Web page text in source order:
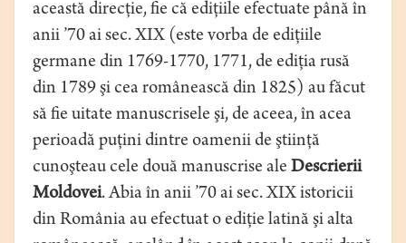
această direcţie, fie că ediţiile efectuate până în
anii ’70 ai sec. XIX (este vorba de ediţiile
germane din 1769-1770, 1771, de ediţia rusă
din 1789 şi cea românească din 1825) au făcut
să fie uitate manuscrisele şi, de aceea, în acea
perioadă puţini dintre oamenii de ştiinţă
cunoşteau cele două manuscrise ale Descrierii
Moldovei. Abia în anii ’70 ai sec. XIX istoricii
din România au efectuat o ediţie latină şi alta